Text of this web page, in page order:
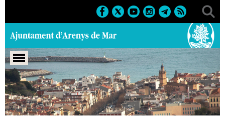
Portada > Regidories > Cultura > Agenda > 19-08-2016